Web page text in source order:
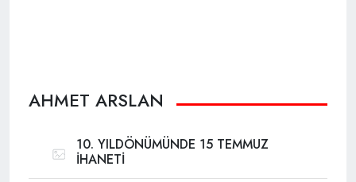
AHMET ARSLAN
10. YILDÖNÜMÜNDE 15 TEMMUZ
İHANETİ